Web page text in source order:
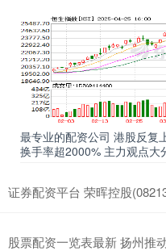
最专业的配资公司 港股反复
换手率超2000% 主力观点大
证券配资平台 荣晖控股
股票配资一览表最新 扬州推